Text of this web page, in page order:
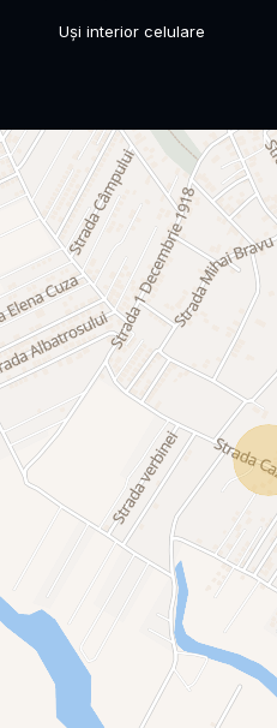
Uși interior celulare